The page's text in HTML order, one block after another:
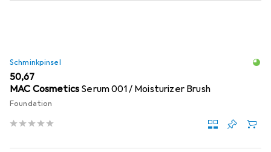
Schminkpinsel
EUR
50,67
MAC Cosmetics Serum 001 / Moisturizer Brush
Foundation